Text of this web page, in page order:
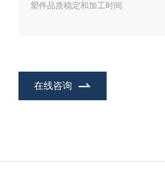
塑件品质稳定和加工时间.
在线咨询